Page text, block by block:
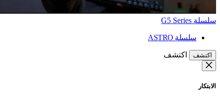
سلسلة G5 Series
سلسلة ASTRO
اكتشف اكتشف
الابتكار